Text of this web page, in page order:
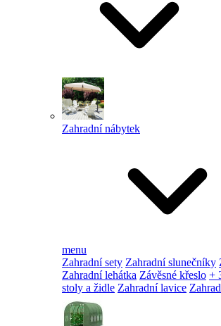
Zahradní nábytek
menu
Zahradní sety Zahradní slunečníky
Zahradní lehátka Závěsné křeslo +
stoly a židle Zahradní lavice